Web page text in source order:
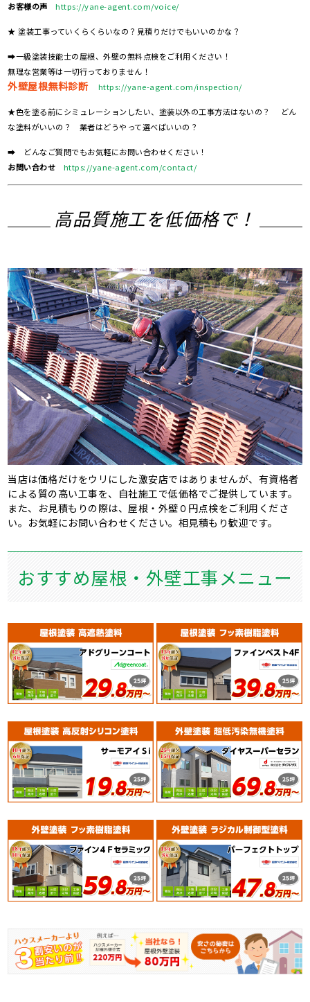
お客様の声
https://yane-agent.com/voice/
★ 塗装工事っていくらくらいなの？見積りだけでもいいのかな？
➡一級塗装技能士の屋根、外壁の無料点検をご利用ください！
無理な営業等は一切行っておりません！
外壁屋根無料診断 https://yane-agent.com/inspection/
★色を塗る前にシミュレーションしたい、塗装以外の工事方法はないの？ どん
な塗料がいいの？ 業者はどうやって選べばいいの？
➡ どんなご質問でもお気軽にお問い合わせください！
お問い合わせ
https://yane-agent.com/contact/
高品質施工を低価格で！
当店は価格だけをウリにした激安店ではありませんが、有資格者
による質の高い工事を、自社施工で低価格でご提供しています。
また、お見積もりの際は、屋根・外壁０円点検をご利用くださ
い。お気軽にお問い合わせください。相見積もり歓迎です。
おすすめ屋根・外壁工事メニュー